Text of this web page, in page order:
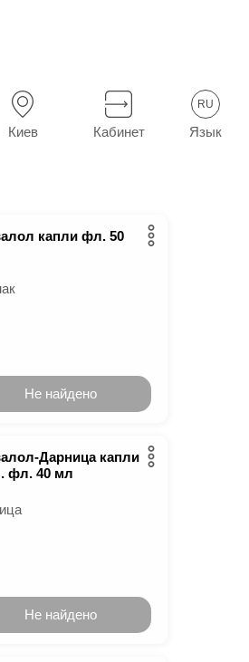
Киев Кабинет
RU
Язык
система
в г.Киев
капли фл. 50
Не найдено
Дарница капли
фл. 40 мл
Не найдено